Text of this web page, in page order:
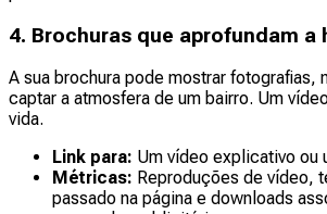
4. Brochuras que aprofundam a
A sua brochura pode mostrar fotografias,
captar a atmosfera de um bairro. Um
vida.
Link para: Um vídeo explicativo ou
Métricas: Reproduções de vídeo,
passado na página e downloads